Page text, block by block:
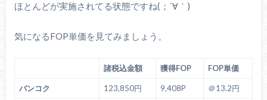
ほとんどが実施されてる状態ですね(；´∀｀)
気になるFOP単価を見てみましょう。
諸税込金額 獲得FOP FOP単価
バンコク 123,850円 9,408P ＠13.2円